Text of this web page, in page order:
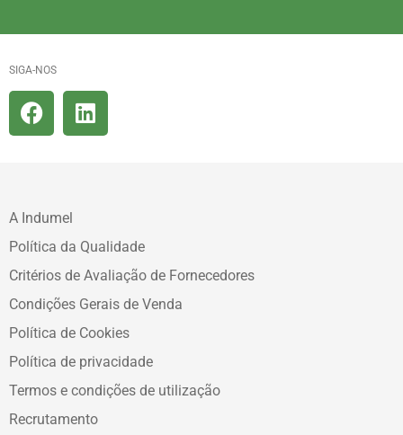
SIGA-NOS
A Indumel
Política da Qualidade
Critérios de Avaliação de Fornecedores
Condições Gerais de Venda
Política de Cookies
Política de privacidade
Termos e condições de utilização
Recrutamento